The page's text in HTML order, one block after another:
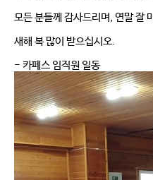
모든 분들께 감사드리며, 연말 잘
새해 복 많이 받으십시오.
- 카페스 임직원 일동